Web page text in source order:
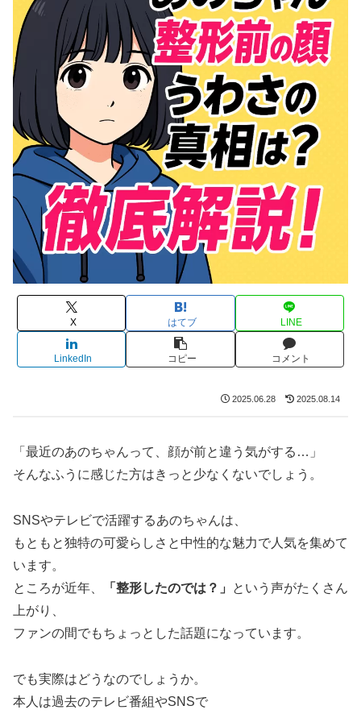
X はてブ LINE
LinkedIn コピー コメント
2025.06.28 2025.08.14
「最近のあのちゃんって、顔が前と違う気がする…」
そんなふうに感じた方はきっと少なくないでしょう。
SNSやテレビで活躍するあのちゃんは、
もともと独特の可愛らしさと中性的な魅力で人気を集めて
います。
ところが近年、
「整形したのでは？」
という声がたくさん
上がり、
ファンの間でもちょっとした話題になっています。
でも実際はどうなのでしょうか。
本人は過去のテレビ番組やSNSで